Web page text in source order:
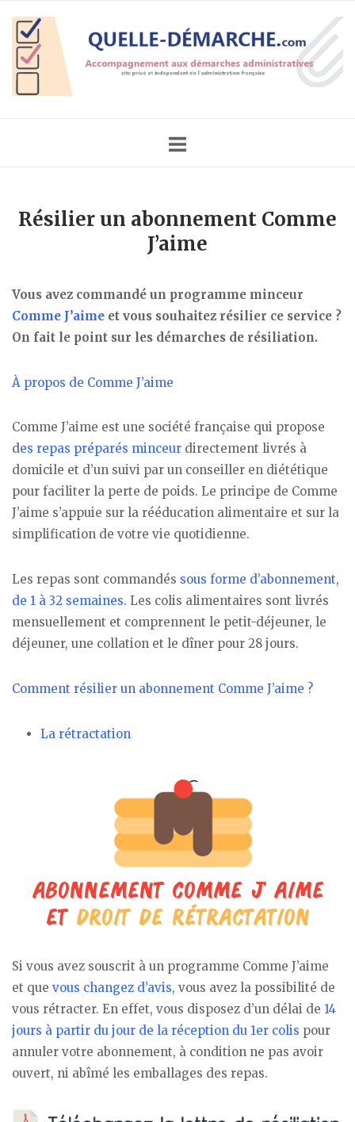
content
Home
Résilier un abonnement Comme
J’aime
Vous avez commandé un programme minceur
Comme J’aime et vous souhaitez résilier ce service ?
On fait le point sur les démarches de résiliation.
À propos de Comme J’aime
Comme J’aime est une société française qui propose
des repas préparés minceur directement livrés à
domicile et d’un suivi par un conseiller en diététique
pour faciliter la perte de poids. Le principe de Comme
J’aime s’appuie sur la rééducation alimentaire et sur la
simplification de votre vie quotidienne.
Les repas sont commandés sous forme d’abonnement,
de 1 à 32 semaines. Les colis alimentaires sont livrés
mensuellement et comprennent le petit-déjeuner, le
déjeuner, une collation et le dîner pour 28 jours.
Comment résilier un abonnement Comme J’aime ?
La rétractation
Si vous avez souscrit à un programme Comme J’aime
et que vous changez d’avis, vous avez la possibilité de
vous rétracter. En effet, vous disposez d’un délai de 14
jours à partir du jour de la réception du 1er colis pour
annuler votre abonnement, à condition ne pas avoir
ouvert, ni abîmé les emballages des repas.